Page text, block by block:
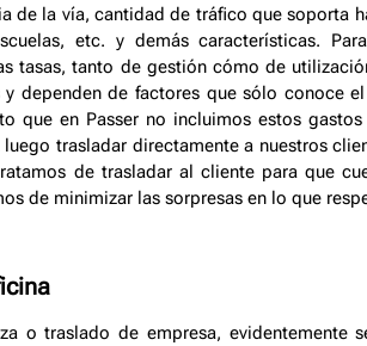
de la vía, cantidad de tráfico que soporta
etc. y demás características.
tasas, tanto de gestión cómo de
dependen de factores que sólo conoce
que en Passer no incluimos estos
trasladar directamente a nuestros
de trasladar al cliente para que
de minimizar las sorpresas en lo que
o traslado de empresa, evidentemente